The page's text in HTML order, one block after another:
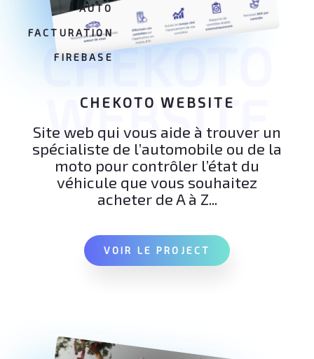
AUTO
FACTURATION
FIREBASE
CHEKOTO
WEBSITE
CHEKOTO WEBSITE
Site web qui vous aide à trouver un
spécialiste de l’automobile ou de la
moto pour contrôler l’état du
véhicule que vous souhaitez
acheter de A à Z...
VOIR LE PROJECT